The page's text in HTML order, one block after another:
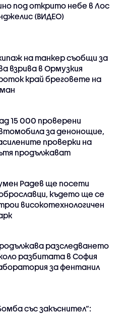
под открито небе в Лос
(ВИДЕО)
на танкер съобщи за
взрива в Ормузкия
край бреговете на
15 000 проверени
за денонощие,
проверки на
продължават
Радев ще посети
където ще се
високотехнологичен
разследването
разбитата в София
за фентанил
със закъснител“: